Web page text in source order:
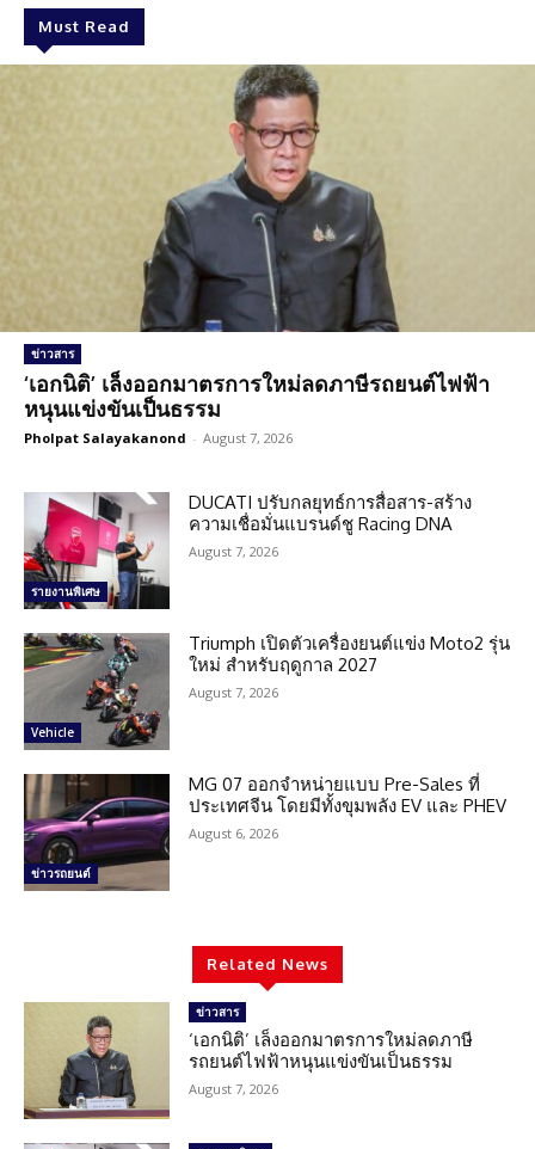
Must Read
ข่าวสาร
‘เอกนิติ’ เล็งออกมาตรการใหม่ลดภาษีรถยนต์ไฟฟ้า
หนุนแข่งขันเป็นธรรม
Pholpat Salayakanond - August 7, 2026
รายงานพิเศษ
DUCATI ปรับกลยุทธ์การสื่อสาร-สร้าง
ความเชื่อมั่นแบรนด์ชู Racing DNA
August 7, 2026
Vehicle
Triumph เปิดตัวเครื่องยนต์แข่ง Moto2 รุ่น
ใหม่ สำหรับฤดูกาล 2027
August 7, 2026
ข่าวรถยนต์
MG 07 ออกจำหน่ายแบบ Pre-Sales ที่
ประเทศจีน โดยมีทั้งขุมพลัง EV และ PHEV
August 6, 2026
Related News
ข่าวสาร
‘เอกนิติ’ เล็งออกมาตรการใหม่ลดภาษี
รถยนต์ไฟฟ้าหนุนแข่งขันเป็นธรรม
August 7, 2026